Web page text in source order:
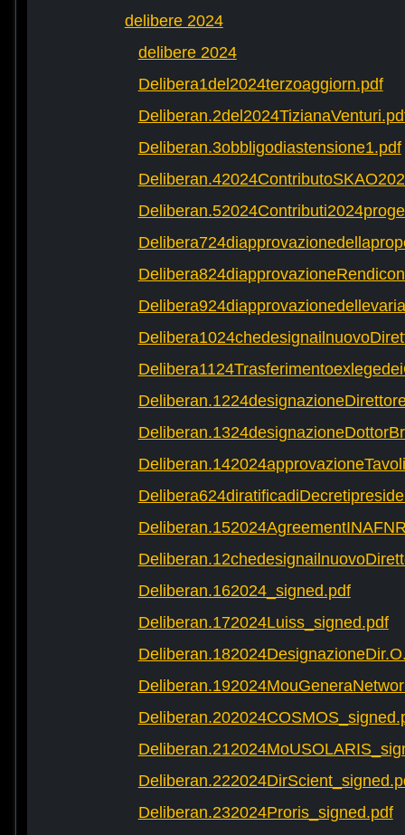
delibere 2024
delibere 2024
Delibera1del2024terzoaggiorn.pdf
Deliberan.3obbligodiastensione1.pdf
Deliberan.162024_signed.pdf
Deliberan.172024Luiss_signed.pdf
Deliberan.232024Proris_signed.pdf